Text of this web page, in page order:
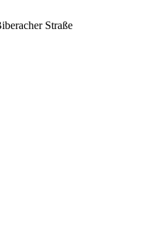
Straße